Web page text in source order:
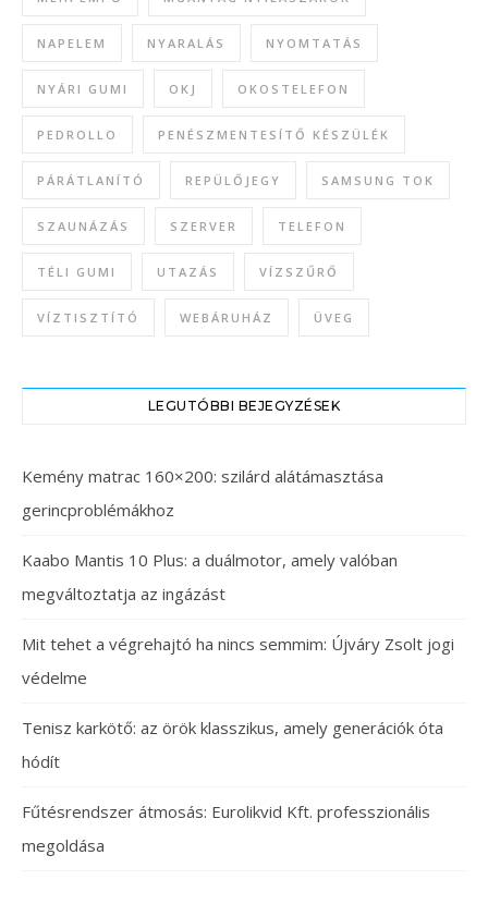
NAPELEM NYARALÁS NYOMTATÁS
NYÁRI GUMI OKJ OKOSTELEFON
PEDROLLO PENÉSZMENTESÍTŐ KÉSZÜLÉK
PÁRÁTLANÍTÓ REPÜLŐJEGY SAMSUNG TOK
SZAUNÁZÁS SZERVER TELEFON
TÉLI GUMI UTAZÁS VÍZSZŰRŐ
VÍZTISZTÍTÓ WEBÁRUHÁZ ÜVEG
LEGUTÓBBI BEJEGYZÉSEK
Kemény matrac 160×200: szilárd alátámasztása
gerincproblémákhoz
Kaabo Mantis 10 Plus: a duálmotor, amely valóban
megváltoztatja az ingázást
Mit tehet a végrehajtó ha nincs semmim: Újváry Zsolt jogi
védelme
Tenisz karkötő: az örök klasszikus, amely generációk óta
hódít
Fűtésrendszer átmosás: Eurolikvid Kft. professzionális
megoldása